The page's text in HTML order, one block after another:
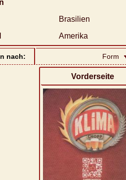
Brasilien
Amerika
nach: Form
Vorderseite